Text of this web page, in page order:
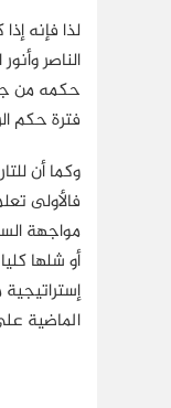
لذا فإنه
الناصر
حكمه من
فترة حكم
وكما أن
فالأولى
مواجهة
أو شلها
الماضية